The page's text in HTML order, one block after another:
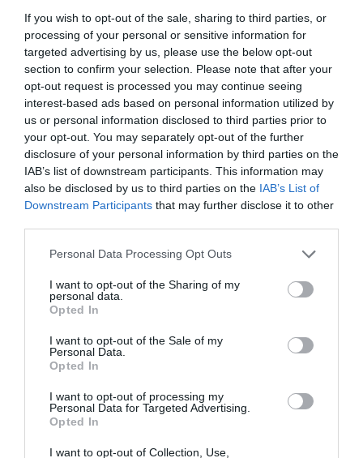
If you wish to opt-out of the sale, sharing to third parties, or
processing of your personal or sensitive information for
targeted advertising by us, please use the below opt-out
section to confirm your selection. Please note that after your
opt-out request is processed you may continue seeing
interest-based ads based on personal information utilized by
us or personal information disclosed to third parties prior to
your opt-out. You may separately opt-out of the further
disclosure of your personal information by third parties on the
IAB’s list of downstream participants. This information may
also be disclosed by us to third parties on the IAB’s List of
Downstream Participants that may further disclose it to other
Please note that this website/app uses one or more Google
not limited to your visit or usage behaviour. You may click to
grant or deny consent to Google and its third-party tags to
use your data for below specified purposes in below Google
consent section.
Personal Data Processing Opt Outs
I want to opt-out of the Sharing of my
personal data.
Opted In
I want to opt-out of the Sale of my
Personal Data.
Opted In
I want to opt-out of processing my
Personal Data for Targeted Advertising.
Opted In
I want to opt-out of Collection, Use,
ΔΕΙΤΕ ΤΗΝ ΚΙΝΗΣΗ ΣΤΟΥΣ ΔΡΌΜΟΥΣ
Κίνηση Τώρα: Live Χάρτης Αθήνας
ΠΑΤΗΣΤΕ ΓΙΑ LIVE ΚΙΝΗΣΗ
Live ενημέρωση για Κηφισό, Αττική Οδό και κέντρο Αθήνας από το